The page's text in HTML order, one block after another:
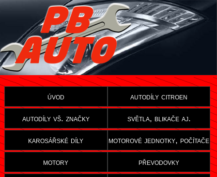
úvod autodíly citroen
autodíly vš. značky světla, blikače aj.
karosářské díly motorové jednotky, počítače
motory převodovky